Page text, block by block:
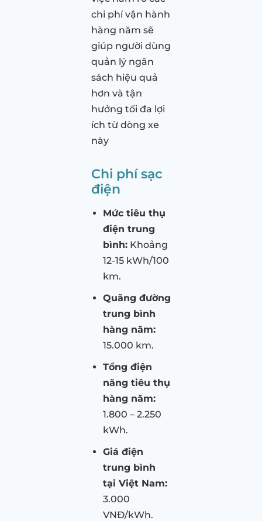
chi phí vận hành
hàng năm sẽ
giúp người dùng
quản lý ngân
sách hiệu quả
hơn và tận
hưởng tối đa lợi
ích từ dòng xe
này
Chi phí sạc
điện
Mức tiêu thụ
điện trung
bình: Khoảng
12-15 kWh/100
km.
Quãng đường
trung bình
hàng năm:
15.000 km.
Tổng điện
năng tiêu thụ
hàng năm:
1.800 – 2.250
kWh.
Giá điện
trung bình
tại Việt Nam:
3.000
VNĐ/kWh.